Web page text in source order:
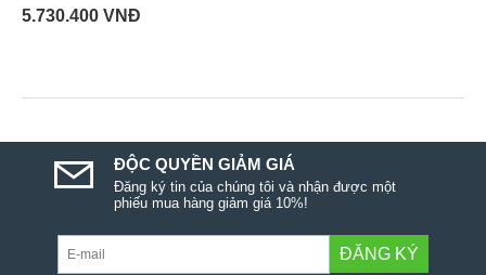
5.730.400 VNĐ
ĐỘC QUYỀN GIẢM GIÁ
Đăng ký tin của chúng tôi và nhận được một
phiếu mua hàng giảm giá 10%!
ĐĂNG KÝ